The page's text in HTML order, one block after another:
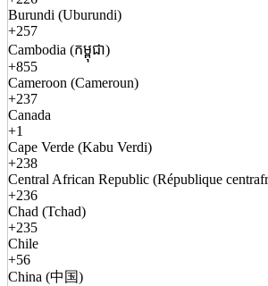
Burundi (Uburundi)
+257
Cambodia (កម្ពុជា)
+855
Cameroon (Cameroun)
+237
Canada
+1
Cape Verde (Kabu Verdi)
+238
Central African Republic (République
+236
Chad (Tchad)
+235
Chile
+56
China (中国)